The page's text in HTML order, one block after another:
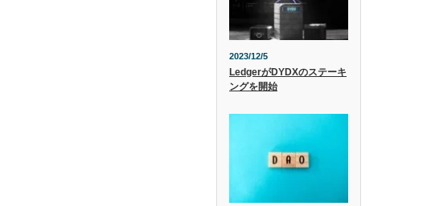
2023/12/5
LedgerがDYDXのステーキ
ングを開始